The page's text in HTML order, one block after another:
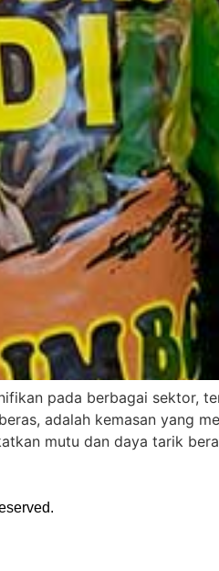
pada berbagai sektor,
adalah kemasan yang
mutu dan daya tarik